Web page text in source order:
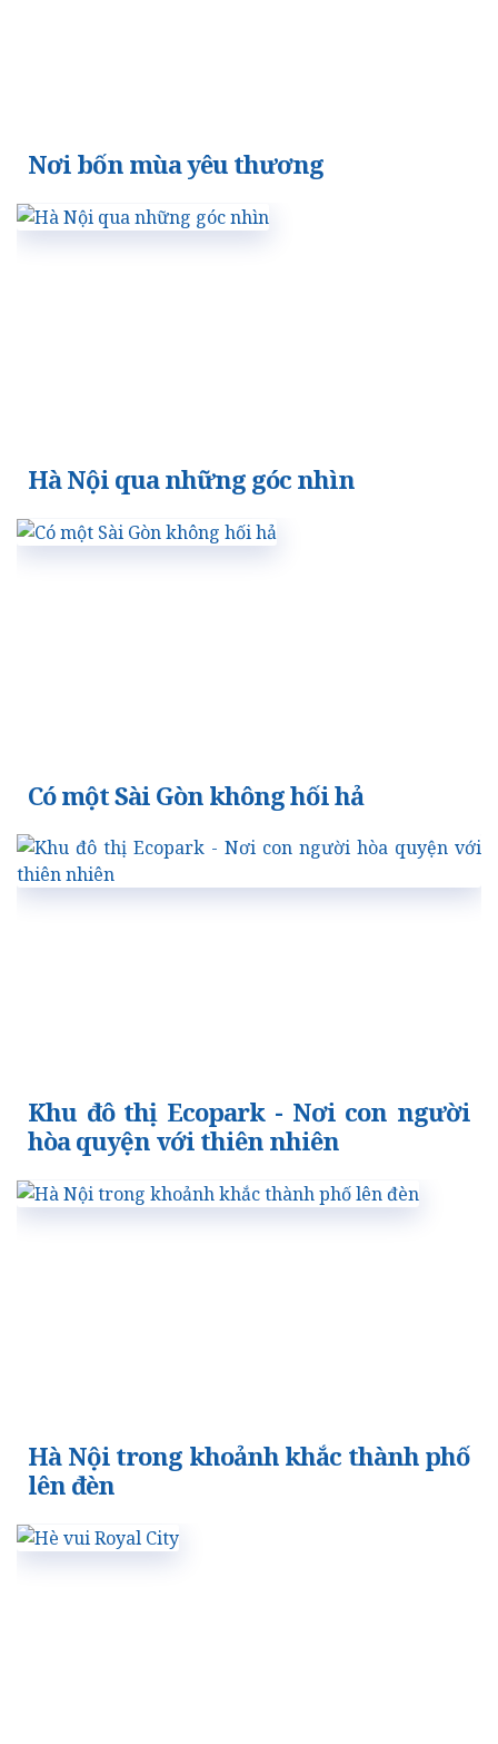
Nơi bốn mùa yêu thương
Hà Nội qua những góc nhìn
Có một Sài Gòn không hối hả
Khu đô thị Ecopark - Nơi con người
hòa quyện với thiên nhiên
Hà Nội trong khoảnh khắc thành phố
lên đèn